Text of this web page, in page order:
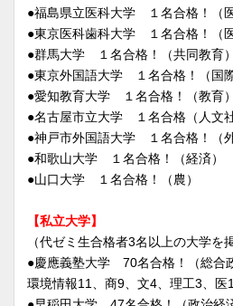
●福島県立医科大学 １名合格！（医
●東京医科歯科大学 １名合格！（医
●群馬大学 １名合格！（共同教育）
●東京外国語大学 １名合格！（国際
●愛知教育大学 １名合格！（教育）
●名古屋市立大学 １名合格（人文社
●神戸市外国語大学 １名合格！（外
●和歌山大学 １名合格！（経済）
●山口大学 １名合格！（農）
【私立大学】
（代ゼミ生合格者3名以上の大学を
●慶應義塾大学 70名合格！（総合
環境情報11、商9、文4、理工3、医1